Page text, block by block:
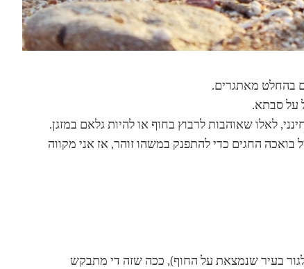
בהחלט מאתגרים.
על סבתא.
לאלו שאוהבות לרבוץ בחוף או להיות גלאם במזגן.
החגים כדי להתפנק במשהו זוהר, אז אני מקווה
בעיר שנמצאת על החוף), ככה שזה די מתבקש